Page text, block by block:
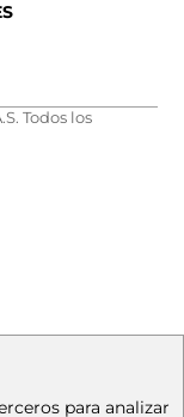
Todos los
para analizar